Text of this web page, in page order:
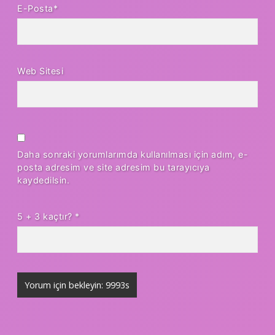
E-Posta*
Web Sitesi
Daha sonraki yorumlarımda kullanılması için adım, e-
posta adresim ve site adresim bu tarayıcıya
kaydedilsin.
5 + 3 kaçtır? *